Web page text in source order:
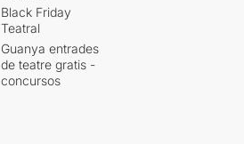
Black Friday
Teatral
Guanya entrades
de teatre gratis -
concursos